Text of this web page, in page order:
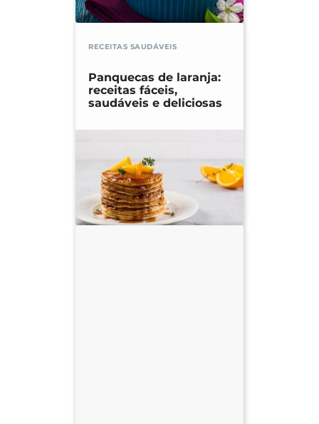
RECEITAS SAUDÁVEIS
Panquecas de laranja:
receitas fáceis,
saudáveis e deliciosas